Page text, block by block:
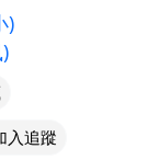
)
入追蹤